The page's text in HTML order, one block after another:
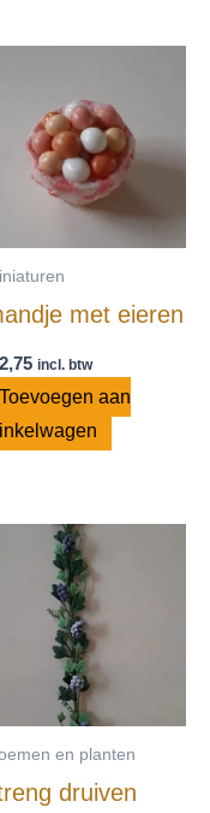
met eieren
incl. btw
Toevoegen aan
en planten
druiven